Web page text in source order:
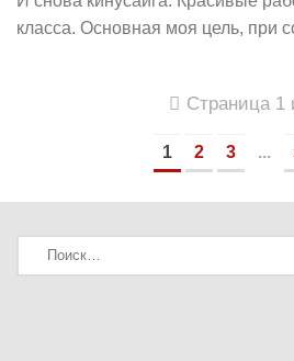
класса. Основная моя цель, при
Страница 1
1 2 3 ...
Найти: